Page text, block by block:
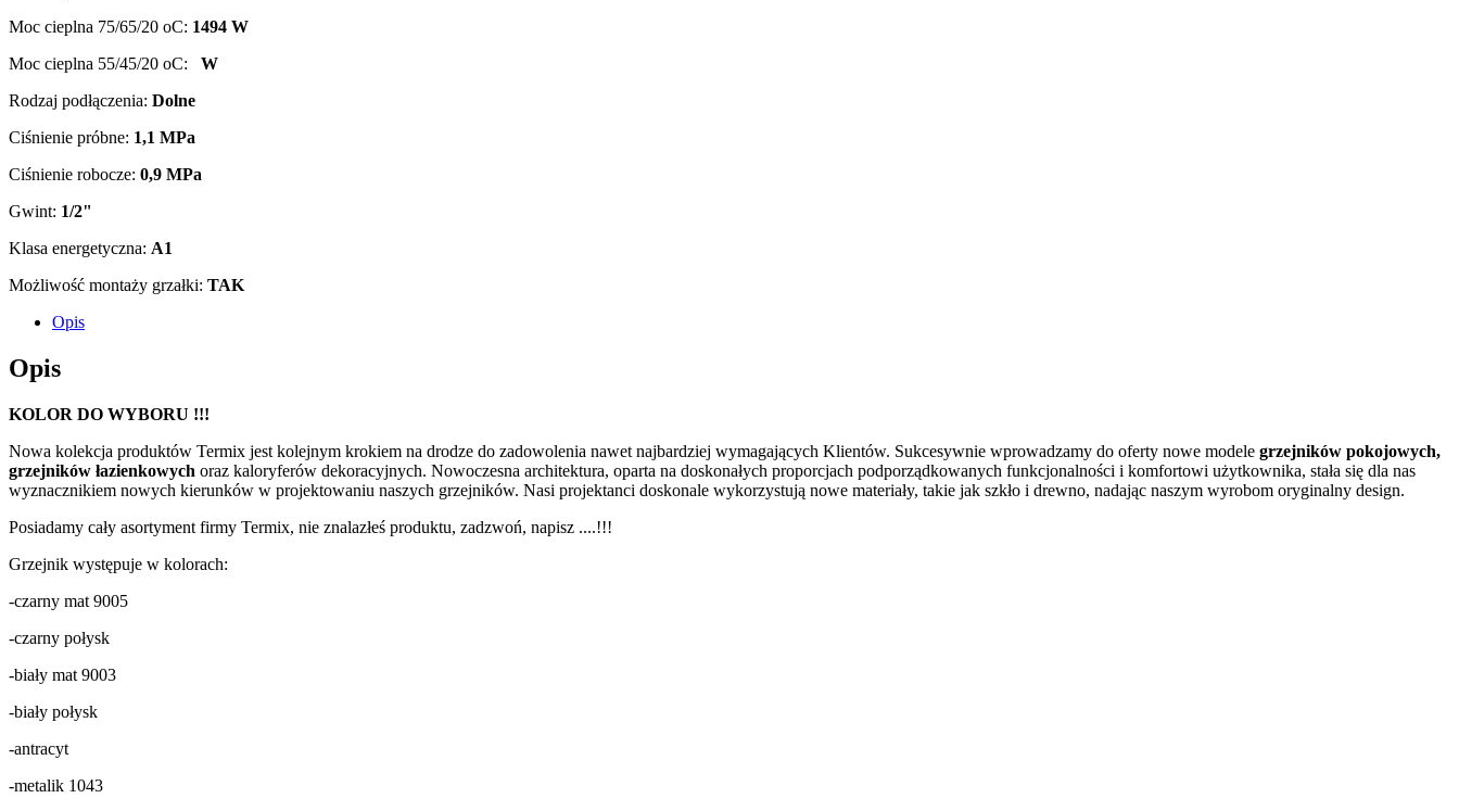
Moc cieplna 75/65/20 oC: 1494 W
Moc cieplna 55/45/20 oC:
W
Rodzaj podłączenia: Dolne
Ciśnienie próbne: 1,1 MPa
Ciśnienie robocze: 0,9 MPa
Gwint: 1/2"
Klasa energetyczna: A1
Możliwość montaży grzałki: TAK
Opis
Opis
KOLOR DO WYBORU !!!
Nowa kolekcja produktów Termix jest kolejnym krokiem na drodze do zadowolenia nawet najbardziej wymagających Klientów. Sukcesywnie wprowadzamy do oferty nowe modele grzejników pokojowych,
grzejników łazienkowych oraz kaloryferów dekoracyjnych. Nowoczesna architektura, oparta na doskonałych proporcjach podporządkowanych funkcjonalności i komfortowi użytkownika, stała się dla nas
wyznacznikiem nowych kierunków w projektowaniu naszych grzejników. Nasi projektanci doskonale wykorzystują nowe materiały, takie jak szkło i drewno, nadając naszym wyrobom oryginalny design.
Posiadamy cały asortyment firmy Termix, nie znalazłeś produktu, zadzwoń, napisz ....!!!
Grzejnik występuje w kolorach:
-czarny mat 9005
-czarny połysk
-biały mat 9003
-biały połysk
-antracyt
-metalik 1043